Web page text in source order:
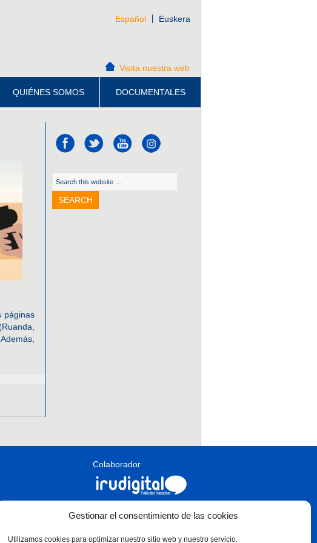
Gestionar el consentimiento de las cookies
Utilizamos cookies para optimizar nuestro sitio web y nuestro servicio.
Español Euskera
Visita nuestra web
QUIÉNES SOMOS DOCUMENTALES
páginas
Colaborador